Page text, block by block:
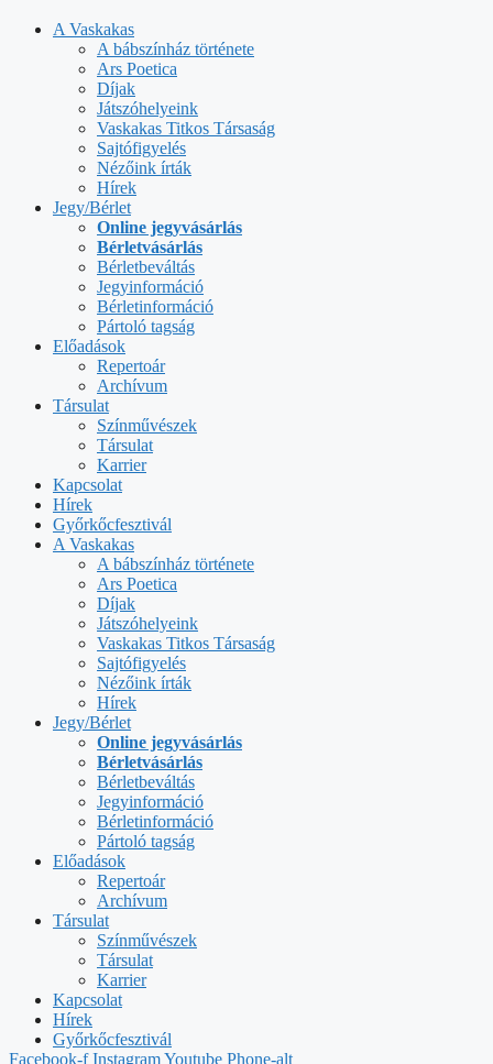
A Vaskakas
A bábszínház története
Ars Poetica
Díjak
Játszóhelyeink
Vaskakas Titkos Társaság
Sajtófigyelés
Nézőink írták
Hírek
Jegy/Bérlet
Online jegyvásárlás
Bérletvásárlás
Bérletbeváltás
Jegyinformáció
Bérletinformáció
Pártoló tagság
Előadások
Repertoár
Archívum
Társulat
Színművészek
Társulat
Karrier
Kapcsolat
Hírek
Győrkőcfesztivál
A Vaskakas
A bábszínház története
Ars Poetica
Díjak
Játszóhelyeink
Vaskakas Titkos Társaság
Sajtófigyelés
Nézőink írták
Hírek
Jegy/Bérlet
Online jegyvásárlás
Bérletvásárlás
Bérletbeváltás
Jegyinformáció
Bérletinformáció
Pártoló tagság
Előadások
Repertoár
Archívum
Társulat
Színművészek
Társulat
Karrier
Kapcsolat
Hírek
Győrkőcfesztivál
Facebook-f InstagramYoutube Phone-alt